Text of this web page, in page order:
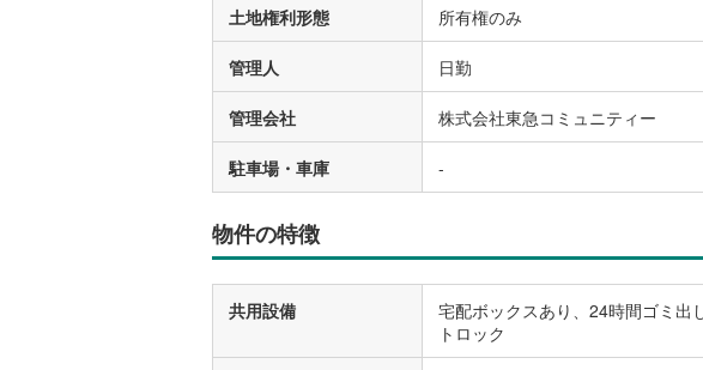
土地権利形態 所有権のみ
管理人 日勤
管理会社 株式会社東急コミュニティー
駐車場・車庫 -
物件の特徴
共用設備
宅配ボックスあり、24時間ゴミ出
トロック